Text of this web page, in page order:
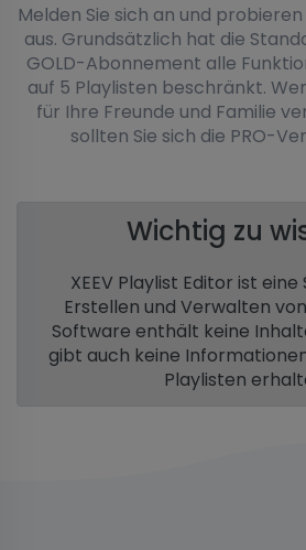
Melden Sie sich an und
aus. Grundsätzlich hat die
GOLD-Abonnement alle
auf 5 Playlisten beschränkt.
für Ihre Freunde und Familie
sollten Sie sich die PRO-
Wichtig zu
XEEV Playlist Editor ist
Erstellen und Verwalten
Software enthält keine
gibt auch keine
Playlisten